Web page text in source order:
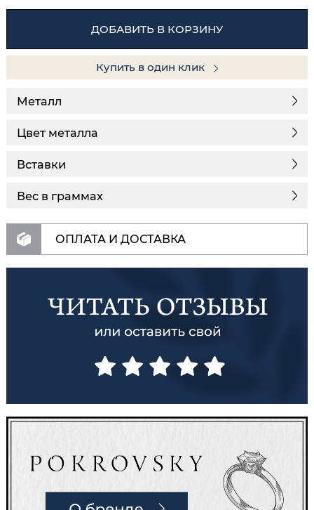
ДОБАВИТЬ В КОРЗИНУ
Купить в один клик
Металл
Цвет металла
Вставки
Вес в граммах
ОПЛАТА И ДОСТАВКА